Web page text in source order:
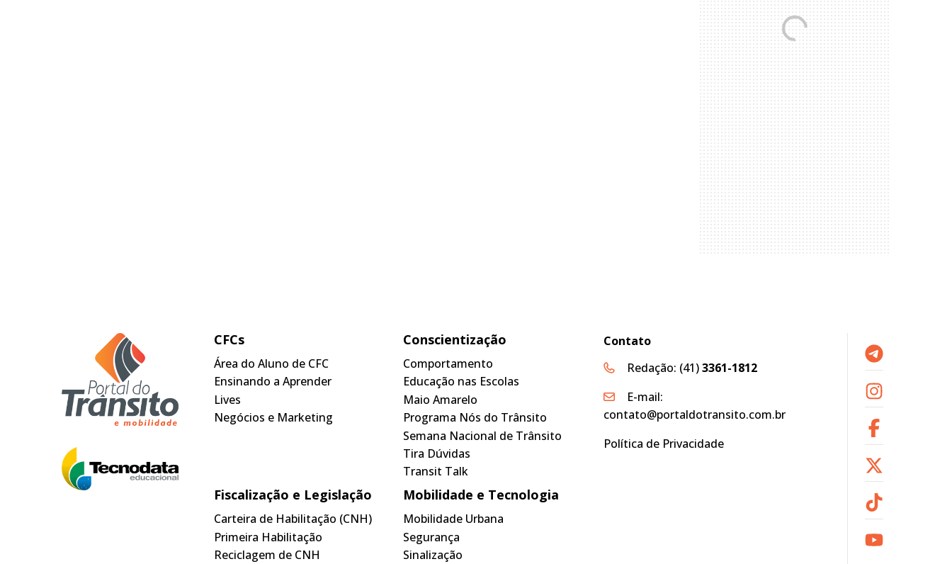
CFCs
Área do Aluno de CFC
Ensinando a Aprender
Lives
Negócios e Marketing
Conscientização
Comportamento
Educação nas Escolas
Maio Amarelo
Programa Nós do Trânsito
Semana Nacional de Trânsito
Tira Dúvidas
Transit Talk
Fiscalização e Legislação
Carteira de Habilitação (CNH)
Primeira Habilitação
Reciclagem de CNH
Mobilidade e Tecnologia
Mobilidade Urbana
Segurança
Sinalização
Contato
Redação: (41)3361-1812
E-mail:
contato@portaldotransito.com.br
Política de Privacidade